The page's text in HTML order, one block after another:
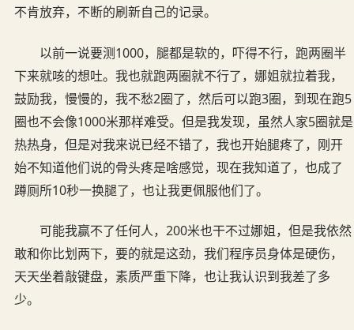
不肯放弃，不断的刷新自己的记录。
以前一说要测1000，腿都是软的，吓得不行，跑两圈半
下来就咳的想吐。我也就跑两圈就不行了，娜姐就拉着我，
鼓励我，慢慢的，我不愁2圈了，然后可以跑3圈，到现在跑5
圈也不会像1000米那样难受。但是我发现，虽然人家5圈就是
热热身，但是对我来说已经不错了，我也开始腿疼了，刚开
始不知道他们说的骨头疼是啥感觉，现在我知道了，也成了
蹲厕所10秒一换腿了，也让我更佩服他们了。
可能我赢不了任何人，200米也干不过娜姐，但是我依然
敢和你比划两下，要的就是这劲，我们程序员身体是硬伤，
天天坐着敲键盘，素质严重下降，也让我认识到我差了多
少。